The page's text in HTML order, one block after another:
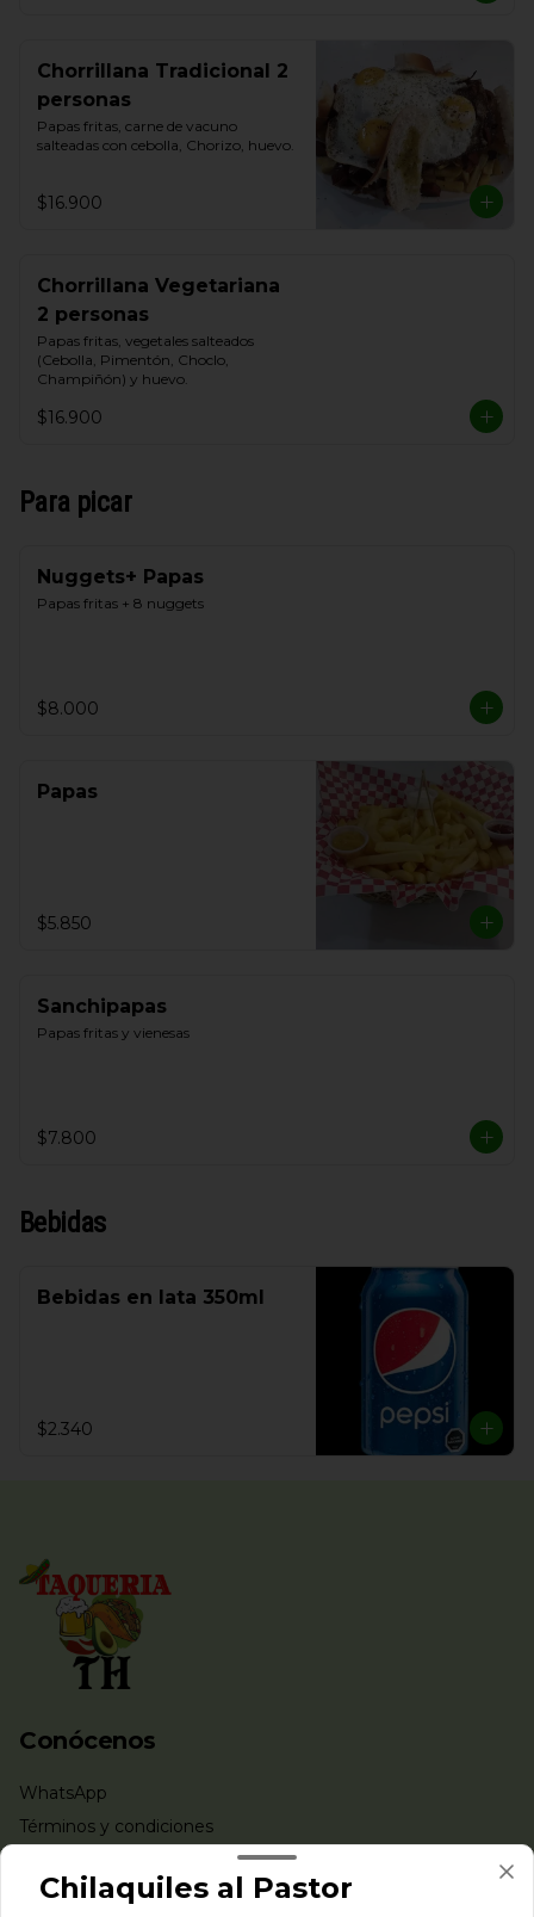
Chorrillana Tradicional 2
personas
Papas fritas, carne de vacuno
salteadas con cebolla, Chorizo, huevo.
$16.900
Chorrillana Vegetariana
2 personas
Papas fritas, vegetales salteados
(Cebolla, Pimentón, Choclo,
Champiñón) y huevo.
$16.900
Para picar
Nuggets+ Papas
Papas fritas + 8 nuggets
$8.000
Papas
$5.850
Sanchipapas
Papas fritas y vienesas
$7.800
Bebidas
Bebidas en lata 350ml
$2.340
Conócenos
WhatsApp
Términos y condiciones
Chilaquiles al Pastor